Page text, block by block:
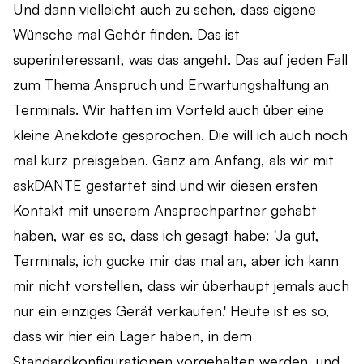
Und dann vielleicht auch zu sehen, dass eigene
Wünsche mal Gehör finden. Das ist
superinteressant, was das angeht. Das auf jeden Fall
zum Thema Anspruch und Erwartungshaltung an
Terminals. Wir hatten im Vorfeld auch über eine
kleine Anekdote gesprochen. Die will ich auch noch
mal kurz preisgeben. Ganz am Anfang, als wir mit
askDANTE gestartet sind und wir diesen ersten
Kontakt mit unserem Ansprechpartner gehabt
haben, war es so, dass ich gesagt habe: 'Ja gut,
Terminals, ich gucke mir das mal an, aber ich kann
mir nicht vorstellen, dass wir überhaupt jemals auch
nur ein einziges Gerät verkaufen.' Heute ist es so,
dass wir hier ein Lager haben, in dem